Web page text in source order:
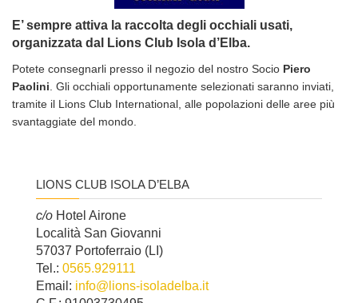
E’ sempre attiva la raccolta degli occhiali usati,
organizzata dal Lions Club Isola d’Elba.
Potete consegnarli presso il negozio del nostro Socio Piero
Paolini . Gli occhiali opportunamente selezionati saranno inviati,
tramite il Lions Club International, alle popolazioni delle aree più
svantaggiate del mondo.
LIONS CLUB ISOLA D’ELBA
c/o Hotel Airone
Località San Giovanni
57037 Portoferraio (LI)
Tel.: 0565.929111
Email: info@lions-isoladelba.it